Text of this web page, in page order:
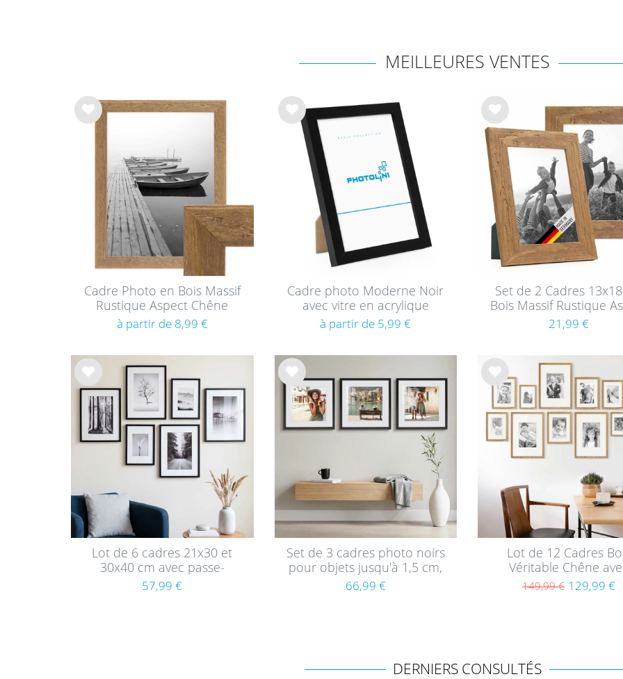
MEILLEURES VENTES
List
e de
Cadre Photo en Bois Massif
Rustique Aspect Chêne
à partir de 8,99 €
List
Cadre photo Moderne Noir
avec vitre en acrylique
à partir de 5,99 €
List
e de
sou
hait
s
Set de 2 Cadres
Bois Massif Rustique
Chêne avec Verre
21,99 €
List
e de
sou
hait
s
Lot de 6 cadres 21x30 et
30x40 cm avec passe-
partout Moderne Noir en
MDF avec vitre en acrylique
57,99 €
List
e de
sou
s
Set de 3 cadres photo noirs
pour objets jusqu'à 1,5 cm,
3D à remplir 40x40 cm,
profond avec passe-partout
66,99 €
List
e de
sou
hait
s
Lot de 12 Cadres
Véritable Chêne
passepartout | 10x15,
15x20 et 21x30 cm
149,99 € 129,99 €
DERNIERS CONSULTÉS